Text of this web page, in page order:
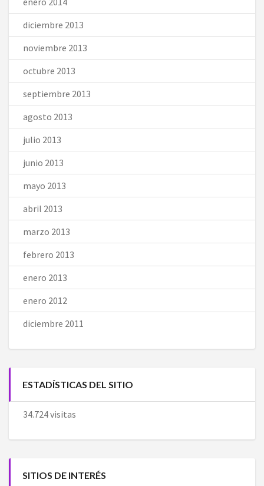
diciembre 2013
noviembre 2013
octubre 2013
septiembre 2013
agosto 2013
julio 2013
junio 2013
mayo 2013
abril 2013
marzo 2013
febrero 2013
enero 2013
enero 2012
diciembre 2011
ESTADÍSTICAS DEL SITIO
34.724 visitas
SITIOS DE INTERÉS